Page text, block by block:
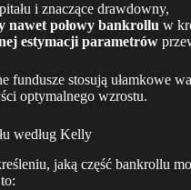
i znaczące drawdowny,
nawet połowy bankrollu w
estymacji parametrów
fundusze stosują ułamkowe
optymalnego wzrostu.
według Kelly
jaką część bankrollu